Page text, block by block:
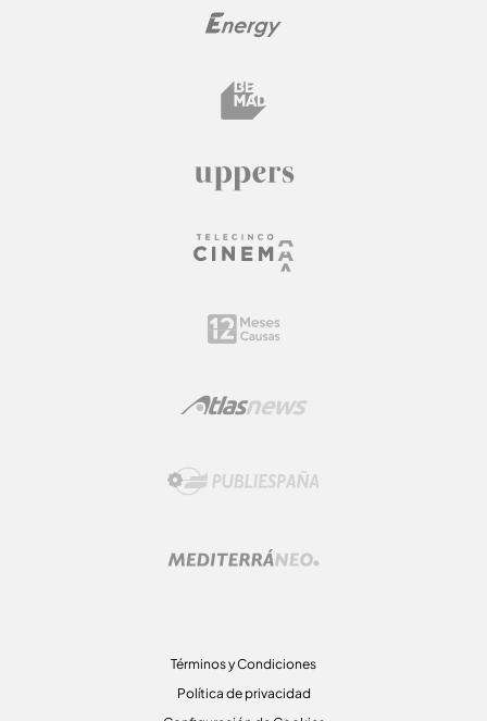
Términos y Condiciones
Política de privacidad